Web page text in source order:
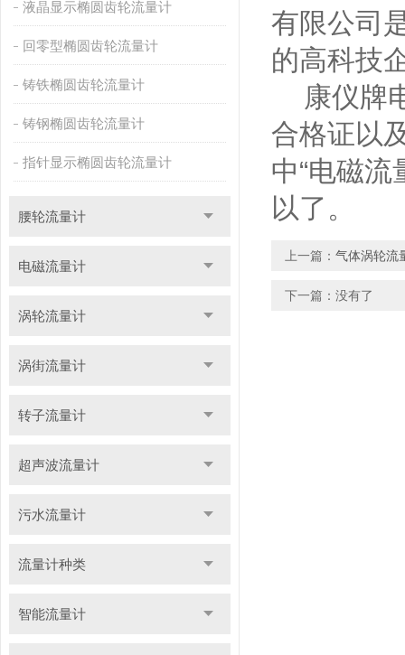
液晶显示椭圆齿轮流量计
回零型椭圆齿轮流量计
铸铁椭圆齿轮流量计
铸钢椭圆齿轮流量计
指针显示椭圆齿轮流量计
腰轮流量计
电磁流量计
涡轮流量计
涡街流量计
转子流量计
超声波流量计
污水流量计
流量计种类
智能流量计
有限公司
的高科技
康仪牌
合格证以
中“电磁流
以了。
上一篇： 气体涡轮流
下一篇：没有了